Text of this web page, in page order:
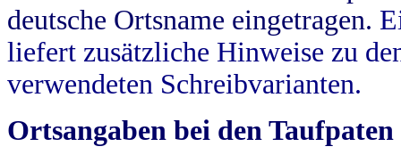
deutsche Ortsname eingetragen.
liefert zusätzliche Hinweise zu
verwendeten Schreibvarianten.
Ortsangaben bei den Taufpaten